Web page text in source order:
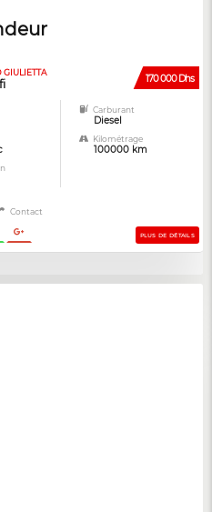
170 000 Dhs
GIULIETTA
Carburant
Diesel
Kilométrage
100000 km
Contact
PLUS DE DÉTAILS